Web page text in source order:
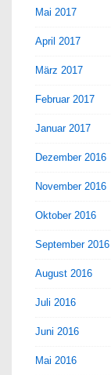
Mai 2017
April 2017
März 2017
Februar 2017
Januar 2017
Dezember 2016
November 2016
Oktober 2016
September 2016
August 2016
Juli 2016
Juni 2016
Mai 2016